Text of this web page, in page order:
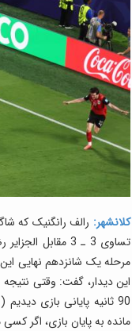
کلانشهر:
مرحله یک شانزدهم نهایی
مانده به پایان بازی، اگر